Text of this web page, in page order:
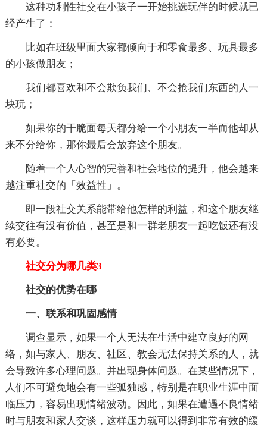
这种功利性社交在小孩子一开始挑选玩伴的时候就已
经产生了：
比如在班级里面大家都倾向于和零食最多、玩具最多
的小孩做朋友；
我们都喜欢和不会欺负我们、不会抢我们东西的人一
块玩；
如果你的干脆面每天都分给一个小朋友一半而他却从
来不分给你，那你最后会放弃这个朋友。
随着一个人心智的完善和社会地位的提升，他会越来
越注重社交的「效益性」。
即一段社交关系能带给他怎样的利益，和这个朋友继
续交往有没有价值，甚至是和一群老朋友一起吃饭还有没
有必要。
社交分为哪几类3
社交的优势在哪
一、联系和巩固感情
调查显示，如果一个人无法在生活中建立良好的网
络，如与家人、朋友、社区、教会无法保持关系的人，就
会导致许多心理问题。并出现身体问题。在某些情况下，
人们不可避免地会有一些孤独感，特别是在职业生涯中面
临压力，容易出现情绪波动。因此，如果在遭遇不良情绪
时与朋友和家人交谈，这样压力就可以得到非常有效的缓